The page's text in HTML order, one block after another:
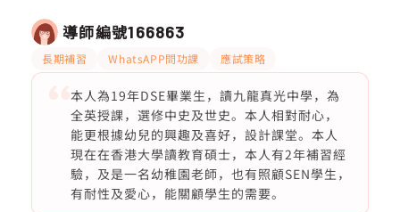
導師編號166863
長期補習 WhatsAPP問功課 應試策略
本人為19年DSE畢業生，讀九龍真光中學，為
全英授課，選修中史及世史。本人相對耐心，
能更根據幼兒的興趣及喜好，設計課堂。本人
現在在香港大學讀教育碩士，本人有2年補習經
驗，及是一名幼稚園老師，也有照顧SEN學生，
有耐性及愛心，能關顧學生的需要。